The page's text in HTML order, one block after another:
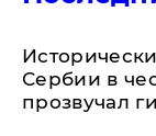
Сербии в
прозвучал